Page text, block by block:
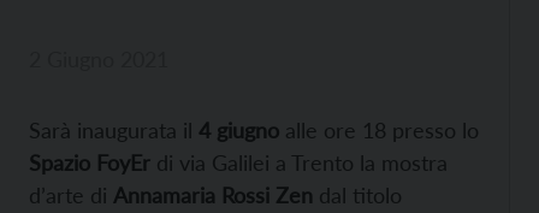
Sarà inaugurata il 4 giugno alle ore 18 presso lo
Spazio FoyEr di via Galilei a Trento la mostra
d’arte di Annamaria Rossi Zen dal titolo